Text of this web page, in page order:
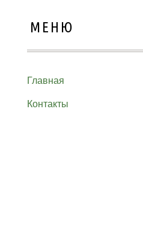
МЕНЮ
Главная
Контакты